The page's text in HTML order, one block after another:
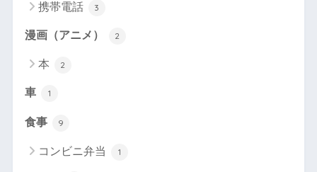
携帯電話 3
漫画（アニメ） 2
本 2
車 1
食事 9
コンビニ弁当 1